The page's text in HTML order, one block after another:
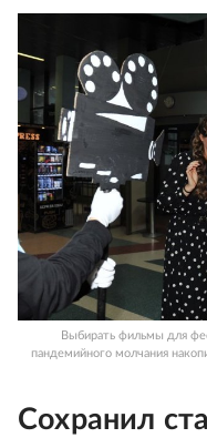
Выбирать фильмы для
пандемийного молчания
Сохранил